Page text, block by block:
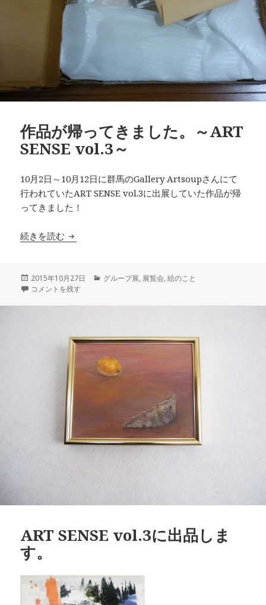
作品が帰ってきました。～ART
SENSE vol.3～
10月2日～10月12日に群馬のGallery Artsoupさんにて
行われていたART SENSE vol.3に出展していた作品が帰
ってきました！
続きを読む 作品が帰ってきました。～ART SENSE vol.3～
投
稿
2015年10月27日
カ
グループ展, 展覧会,絵のこと
作品が帰ってきました。～ART SENSE vol.3～ に
コメントを残す
ART SENSE vol.3に出品しま
す。